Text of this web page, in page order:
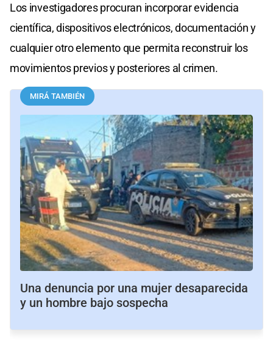
Los investigadores procuran incorporar evidencia
científica, dispositivos electrónicos, documentación y
cualquier otro elemento que permita reconstruir los
movimientos previos y posteriores al crimen.
MIRÁ TAMBIÉN
Una denuncia por una mujer desaparecida
y un hombre bajo sospecha